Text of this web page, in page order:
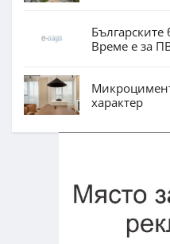
Българските
Време е за
характер